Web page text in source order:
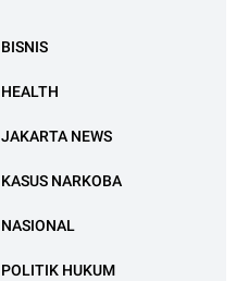
BISNIS
HEALTH
JAKARTA NEWS
KASUS NARKOBA
NASIONAL
POLITIK HUKUM